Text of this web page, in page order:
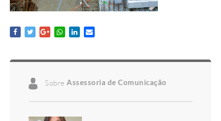
Sobre Assessoria de Comunicação